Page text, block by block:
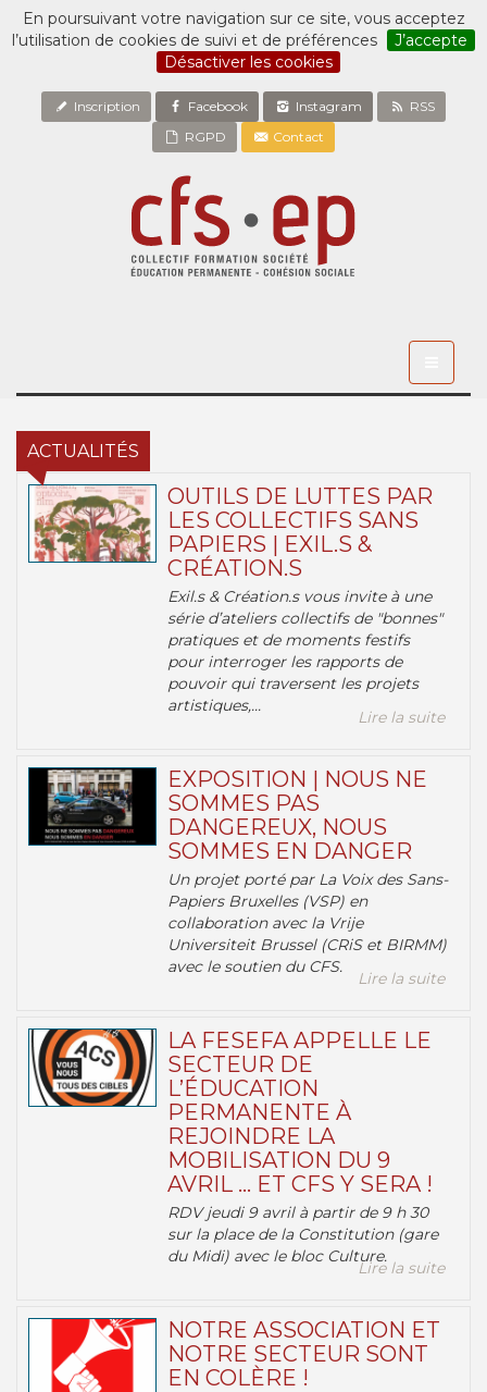
En poursuivant votre navigation sur ce site, vous acceptez
l’utilisation de cookies de suivi et de préférences
J’accepte
Désactiver les cookies
Inscription Facebook Instagram
RSS
RGPD
Contact
ACTUALITÉS
OUTILS DE LUTTES PAR
LES COLLECTIFS SANS
PAPIERS | EXIL.S &
CRÉATION.S
Exil.s & Création.s vous invite à une
série d’ateliers collectifs de "bonnes"
pratiques et de moments festifs
pour interroger les rapports de
pouvoir qui traversent les projets
artistiques,...
Lire la suite
EXPOSITION | NOUS NE
SOMMES PAS
DANGEREUX, NOUS
SOMMES EN DANGER
Un projet porté par La Voix des Sans-
Papiers Bruxelles (VSP) en
collaboration avec la Vrije
Universiteit Brussel (CRiS et BIRMM)
avec le soutien du CFS.
Lire la suite
LA FESEFA APPELLE LE
SECTEUR DE
L’ÉDUCATION
PERMANENTE À
REJOINDRE LA
MOBILISATION DU 9
AVRIL … ET CFS Y SERA !
RDV jeudi 9 avril à partir de 9 h 30
sur la place de la Constitution (gare
du Midi) avec le bloc Culture.
Lire la suite
NOTRE ASSOCIATION ET
NOTRE SECTEUR SONT
EN COLÈRE !